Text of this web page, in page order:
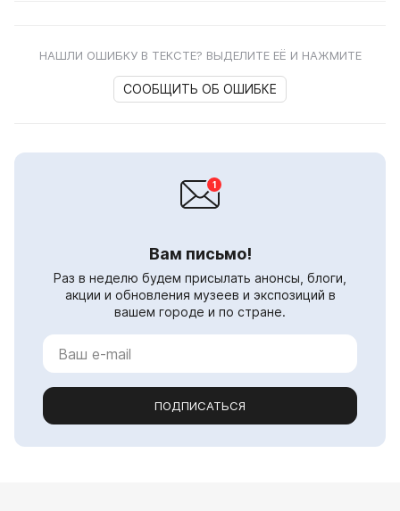
НАШЛИ ОШИБКУ В ТЕКСТЕ? ВЫДЕЛИТЕ ЕЁ И НАЖМИТЕ
СООБЩИТЬ ОБ ОШИБКЕ
Вам письмо!
Раз в неделю будем присылать анонсы, блоги,
акции и обновления музеев и экспозиций в
вашем городе и по стране.
ПОДПИСАТЬСЯ